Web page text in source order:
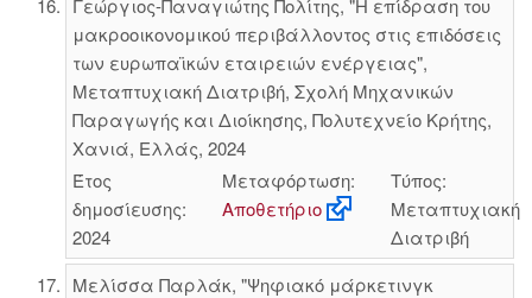
Γεώργιος-Παναγιώτης Πολίτης, "Η επίδραση του
μακροοικονομικού περιβάλλοντος στις επιδόσεις
των ευρωπαϊκών εταιρειών ενέργειας",
Μεταπτυχιακή Διατριβή, Σχολή Μηχανικών
Παραγωγής και Διοίκησης, Πολυτεχνείο Κρήτης,
Χανιά, Ελλάς, 2024
Έτος
δημοσίευσης:
2024
Μεταφόρτωση:
Αποθετήριο
Τύπος:
Μεταπτυχιακή
Διατριβή
Μελίσσα Παρλάκ, "Ψηφιακό μάρκετινγκ